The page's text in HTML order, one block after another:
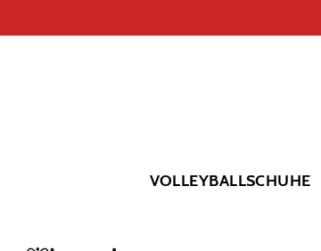
VOLLEYBALLSCHUHE